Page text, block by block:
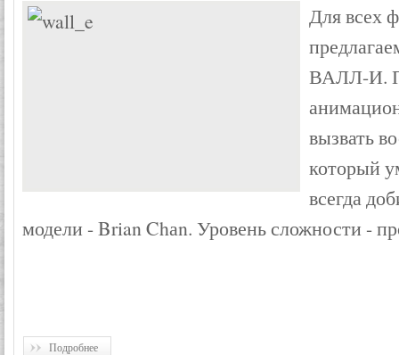
Для всех
ВАЛЛ-И.
вызвать
который
всегда
модели - Brian Chаn. Уровень сложности -
Подробнее